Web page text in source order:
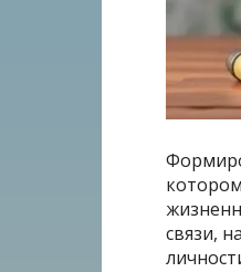
связи,